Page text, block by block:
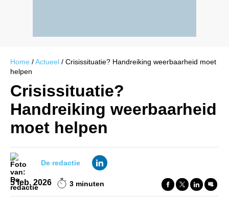
Home / Actueel / Crisissituatie? Handreiking weerbaarheid moet
helpen
Crisissituatie?
Handreiking weerbaarheid
moet helpen
De redactie
5 feb. 2026 3 minuten